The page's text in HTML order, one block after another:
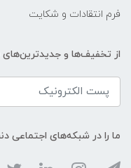
فرم انتقادات و شکایت
از تخفیف‌ها و جدیدترین‌های
ما را در شبکه‌های اجتماعی